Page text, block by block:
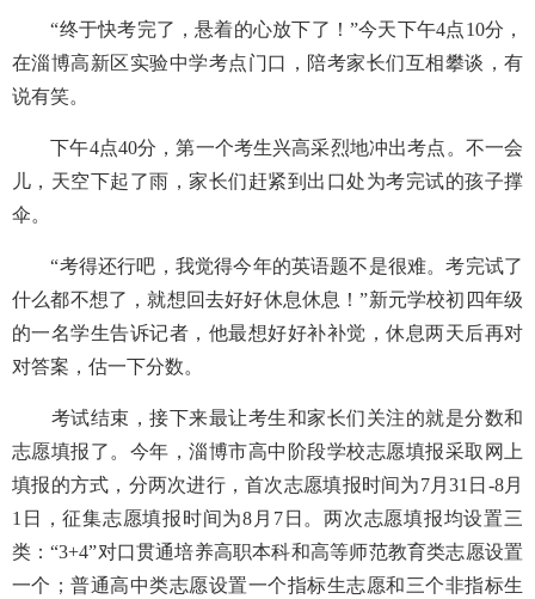
“终于快考完了，悬着的心放下了！”今天下午4点10分，
在淄博高新区实验中学考点门口，陪考家长们互相攀谈，有
说有笑。
下午4点40分，第一个考生兴高采烈地冲出考点。不一会
儿，天空下起了雨，家长们赶紧到出口处为考完试的孩子撑
伞。
“考得还行吧，我觉得今年的英语题不是很难。考完试了
什么都不想了，就想回去好好休息休息！”新元学校初四年级
的一名学生告诉记者，他最想好好补补觉，休息两天后再对
对答案，估一下分数。
考试结束，接下来最让考生和家长们关注的就是分数和
志愿填报了。今年，淄博市高中阶段学校志愿填报采取网上
填报的方式，分两次进行，首次志愿填报时间为7月31日-8月
1日，征集志愿填报时间为8月7日。两次志愿填报均设置三
类：“3+4”对口贯通培养高职本科和高等师范教育类志愿设置
一个；普通高中类志愿设置一个指标生志愿和三个非指标生